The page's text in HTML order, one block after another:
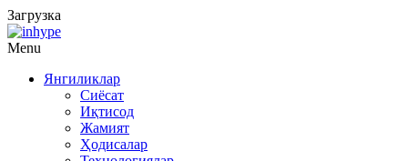
Загрузка
Menu
Янгиликлар
Сиёсат
Иқтисод
Жамият
Ҳодисалар